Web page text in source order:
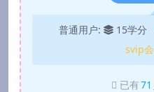
普通用户: 15学分
svip
已有71